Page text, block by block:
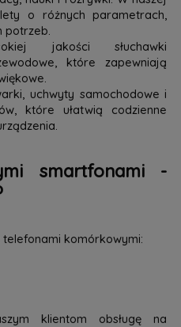
o różnych parametrach,
potrzeb.
jakości słuchawki
które zapewniają
uchwyty samochodowe i
które ułatwią codzienne
smartfonami -
komórkowymi:
klientom obsługę na